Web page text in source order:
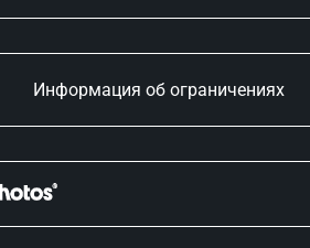
Информация об ограничениях